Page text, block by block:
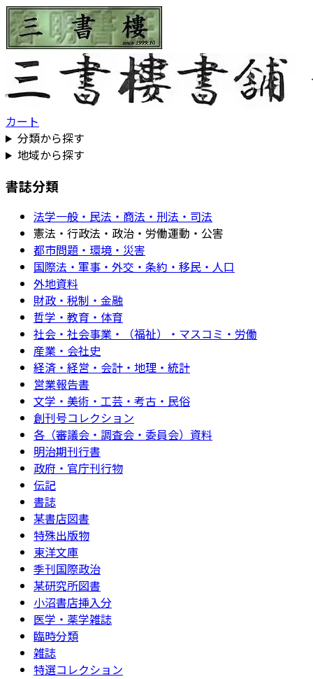
カート
分類から探す
地域から探す
書誌分類
法学一般・民法・商法・刑法・司法
憲法・行政法・政治・労働運動・公害
都市問題・環境・災害
国際法・軍事・外交・条約・移民・人口
外地資料
財政・税制・金融
哲学・教育・体育
社会・社会事業・（福祉）・マスコミ・労働
産業・会社史
経済・経営・会計・地理・統計
営業報告書
文学・美術・工芸・考古・民俗
創刊号コレクション
各（審議会・調査会・委員会）資料
明治期刊行書
政府・官庁刊行物
伝記
書誌
某書店図書
特殊出版物
東洋文庫
季刊国際政治
某研究所図書
小沼書店挿入分
医学・薬学雑誌
臨時分類
雑誌
特選コレクション